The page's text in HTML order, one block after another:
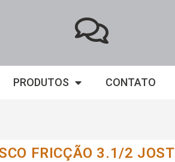
PRODUTOS CONTATO
FRICÇÃO 3.1/2 JOST